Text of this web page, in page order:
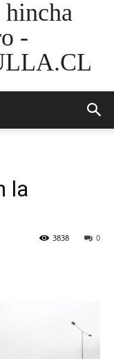
-
la
0
3838